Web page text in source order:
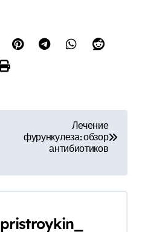
Лечение
фурункулеза: обзор
антибиотиков
pristroykin_